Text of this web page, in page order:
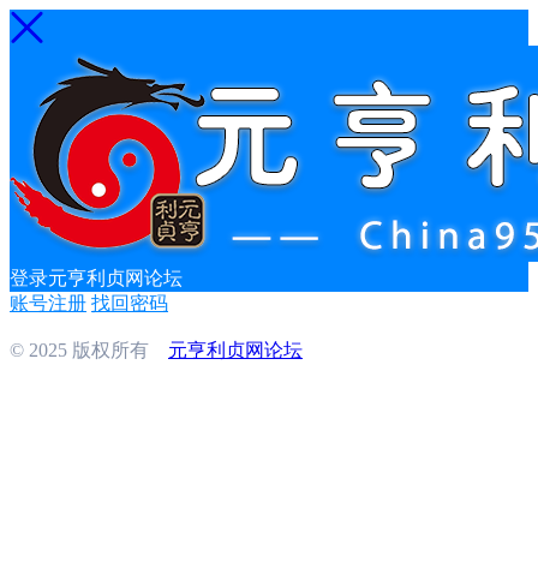
登录元亨利贞网论坛
账号注册 找回密码
© 2025 版权所有 元亨利贞网论坛